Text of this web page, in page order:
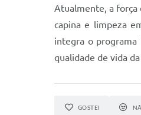
Atualmente, a força
capina e limpeza
integra o programa
qualidade de vida
GOSTEI